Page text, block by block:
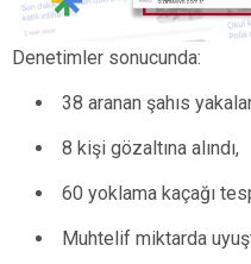
Denetimler sonucunda:
38 aranan şahıs
8 kişi gözaltına alındı,
60 yoklama kaçağı
Muhtelif miktarda